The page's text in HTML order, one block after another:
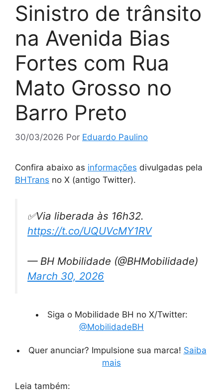
Sinistro de trânsito
na Avenida Bias
Fortes com Rua
Mato Grosso no
Barro Preto
30/03/2026 Por Eduardo Paulino
Confira abaixo as informações divulgadas pela
BHTrans no X (antigo Twitter).
✅Via liberada às 16h32.
https://t.co/UQUVcMY1RV
— BH Mobilidade (@BHMobilidade)
March 30, 2026
Siga o Mobilidade BH no X/Twitter:
@MobilidadeBH
Quer anunciar? Impulsione sua marca! Saiba
mais
Leia também: